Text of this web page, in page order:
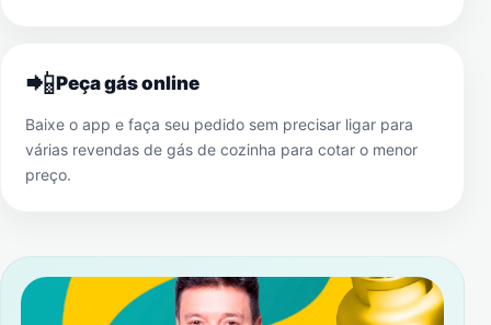
📲Peça gás online
Baixe o app e faça seu pedido sem precisar ligar para
várias revendas de gás de cozinha para cotar o menor
preço.